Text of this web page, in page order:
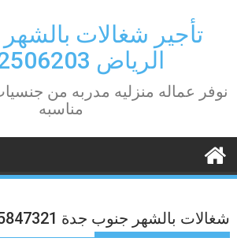
contentتأجير شغالات
الرياض 0582506203
نوفر عماله منزليه مدربه من
مناسبه
شغالات بالشهر جنوب جدة 0545847321